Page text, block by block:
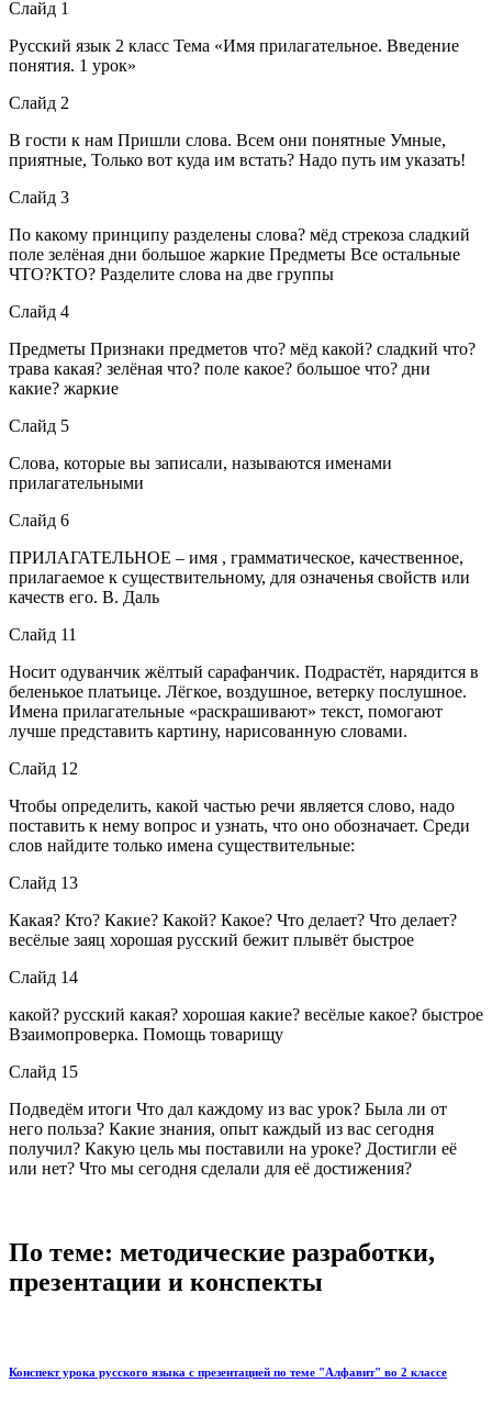
Слайд 1
Русский язык 2 класс Тема «Имя прилагательное. Введение
понятия. 1 урок»
Слайд 2
В гости к нам Пришли слова. Всем они понятные Умные,
приятные, Только вот куда им встать? Надо путь им указать!
Слайд 3
По какому принципу разделены слова? мёд стрекоза сладкий
поле зелёная дни большое жаркие Предметы Все остальные
ЧТО?КТО? Разделите слова на две группы
Слайд 4
Предметы Признаки предметов что? мёд какой? сладкий что?
трава какая? зелёная что? поле какое? большое что? дни
какие? жаркие
Слайд 5
Слова, которые вы записали, называются именами
прилагательными
Слайд 6
ПРИЛАГАТЕЛЬНОЕ – имя , грамматическое, качественное,
прилагаемое к существительному, для означенья свойств или
качеств его. В. Даль
Слайд 11
Носит одуванчик жёлтый сарафанчик. Подрастёт, нарядится в
беленькое платьице. Лёгкое, воздушное, ветерку послушное.
Имена прилагательные «раскрашивают» текст, помогают
лучше представить картину, нарисованную словами.
Слайд 12
Чтобы определить, какой частью речи является слово, надо
поставить к нему вопрос и узнать, что оно обозначает. Среди
слов найдите только имена существительные:
Слайд 13
Какая? Кто? Какие? Какой? Какое? Что делает? Что делает?
весёлые заяц хорошая русский бежит плывёт быстрое
Слайд 14
какой? русский какая? хорошая какие? весёлые какое? быстрое
Взаимопроверка. Помощь товарищу
Слайд 15
Подведём итоги Что дал каждому из вас урок? Была ли от
него польза? Какие знания, опыт каждый из вас сегодня
получил? Какую цель мы поставили на уроке? Достигли её
или нет? Что мы сегодня сделали для её достижения?
По теме: методические разработки,
презентации и конспекты
Конспект урока русского языка с презентацией по теме "Алфавит" во 2 классе